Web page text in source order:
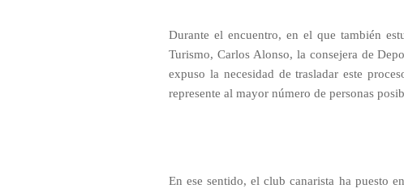
Durante el encuentro, en el que también
Turismo, Carlos Alonso, la consejera de
expuso la necesidad de trasladar este
represente al mayor número de personas
En ese sentido, el club canarista ha puesto